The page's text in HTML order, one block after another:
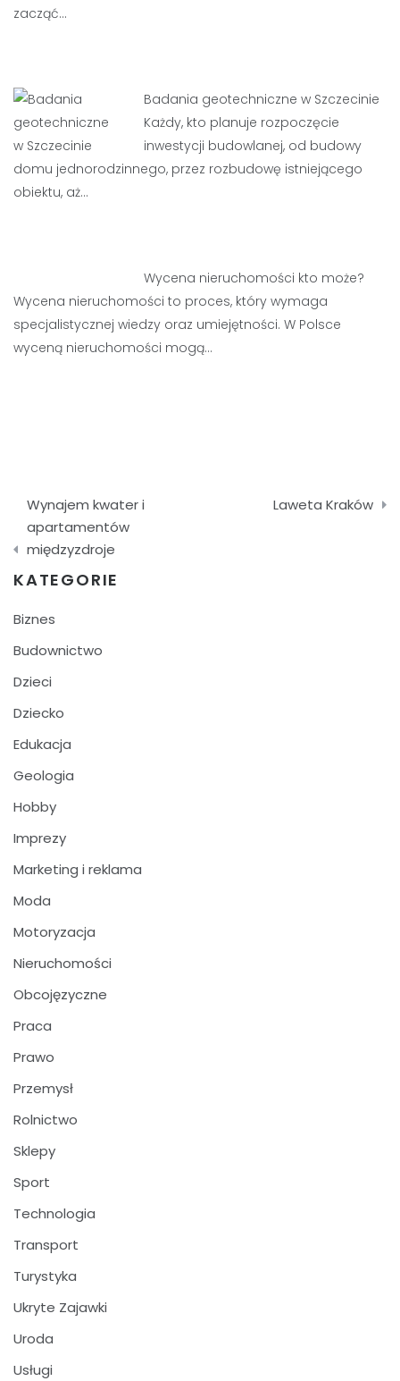
zacząć…
Badania geotechniczne w Szczecinie
Każdy, kto planuje rozpoczęcie
inwestycji budowlanej, od budowy
domu jednorodzinnego, przez rozbudowę istniejącego
obiektu, aż…
Wycena nieruchomości kto może?
Wycena nieruchomości to proces, który wymaga
specjalistycznej wiedzy oraz umiejętności. W Polsce
wyceną nieruchomości mogą…
Nawigacja
wpisu
Wynajem kwater i
apartamentów
międzyzdroje
Laweta Kraków
KATEGORIE
Biznes
Budownictwo
Dzieci
Dziecko
Edukacja
Geologia
Hobby
Imprezy
Marketing i reklama
Moda
Motoryzacja
Nieruchomości
Obcojęzyczne
Praca
Prawo
Przemysł
Rolnictwo
Sklepy
Sport
Technologia
Transport
Turystyka
Ukryte Zajawki
Uroda
Usługi